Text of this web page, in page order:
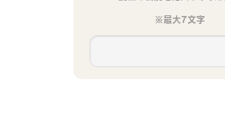
※最大7文字